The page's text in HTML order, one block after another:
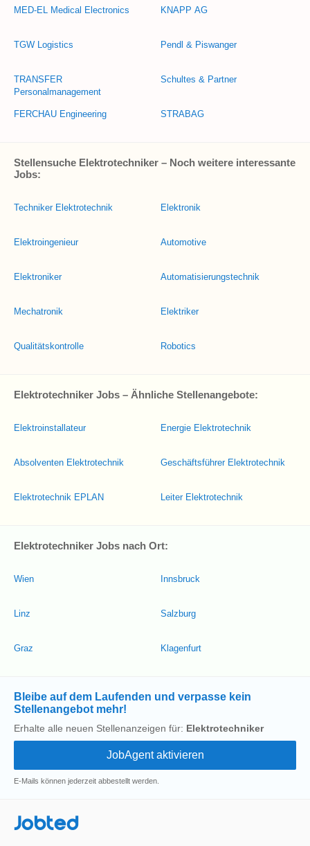
MED-EL Medical Electronics
TGW Logistics
TRANSFER
Personalmanagement
FERCHAU Engineering
KNAPP AG
Pendl & Piswanger
Schultes & Partner
STRABAG
Stellensuche Elektrotechniker – Noch weitere interessante
Jobs:
Techniker Elektrotechnik
Elektroingenieur
Elektroniker
Mechatronik
Qualitätskontrolle
Elektronik
Automotive
Automatisierungstechnik
Elektriker
Robotics
Elektrotechniker Jobs – Ähnliche Stellenangebote:
Elektroinstallateur
Absolventen Elektrotechnik
Elektrotechnik EPLAN
Energie Elektrotechnik
Geschäftsführer Elektrotechnik
Leiter Elektrotechnik
Elektrotechniker Jobs nach Ort:
Wien
Linz
Graz
Innsbruck
Salzburg
Klagenfurt
Bleibe auf dem Laufenden und verpasse kein
Stellenangebot mehr!
Erhalte alle neuen Stellenanzeigen für: Elektrotechniker
E-Mails können jederzeit abbestellt werden.
Jobted